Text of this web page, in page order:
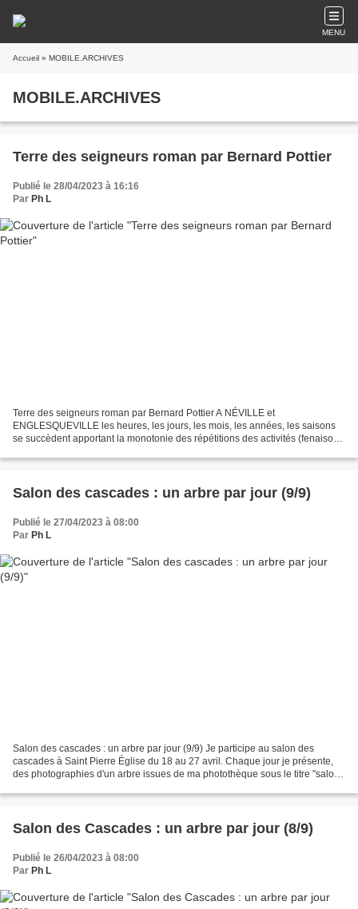
MENU
Accueil » MOBILE.ARCHIVES
MOBILE.ARCHIVES
Terre des seigneurs roman par Bernard Pottier
Publié le 28/04/2023 à 16:16
Par Ph L
Terre des seigneurs roman par Bernard Pottier A NÉVILLE et
ENGLESQUEVILLE les heures, les jours, les mois, les années, les saisons
se succèdent apportant la monotonie des répétitions des activités (fenaison,
Salon des cascades : un arbre par jour (9/9)
Publié le 27/04/2023 à 08:00
Par Ph L
Salon des cascades : un arbre par jour (9/9) Je participe au salon des
cascades à Saint Pierre Église du 18 au 27 avril. Chaque jour je présente,
des photographies d'un arbre issues de ma photothèque sous le titre "salon
Salon des Cascades : un arbre par jour (8/9)
Publié le 26/04/2023 à 08:00
Par Ph L